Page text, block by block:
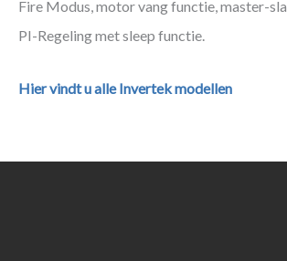
Fire Modus, motor vang functie, master-
PI-Regeling met sleep functie.
Hier vindt u alle Invertek modellen